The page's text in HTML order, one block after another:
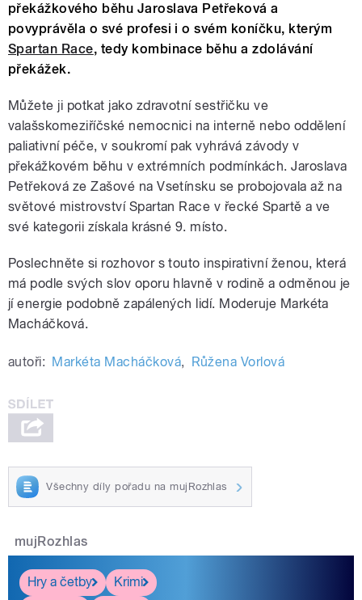
překážkového běhu Jaroslava Petřeková a
povyprávěla o své profesi i o svém koníčku, kterým
Spartan Race, tedy kombinace běhu a zdolávání
překážek.
Můžete ji potkat jako zdravotní sestřičku ve
valašskomeziříčské nemocnici na interně nebo oddělení
paliativní péče, v soukromí pak vyhrává závody v
překážkovém běhu v extrémních podmínkách. Jaroslava
Petřeková ze Zašové na Vsetínsku se probojovala až na
světové mistrovství Spartan Race v řecké Spartě a ve
své kategorii získala krásné 9. místo.
Poslechněte si rozhovor s touto inspirativní ženou, která
má podle svých slov oporu hlavně v rodině a odměnou je
jí energie podobně zapálených lidí. Moderuje Markéta
Macháčková.
autoři: Markéta Macháčková, Růžena Vorlová
Všechny díly pořadu na mujRozhlas
mujRozhlas
Hry a četby
Krimi